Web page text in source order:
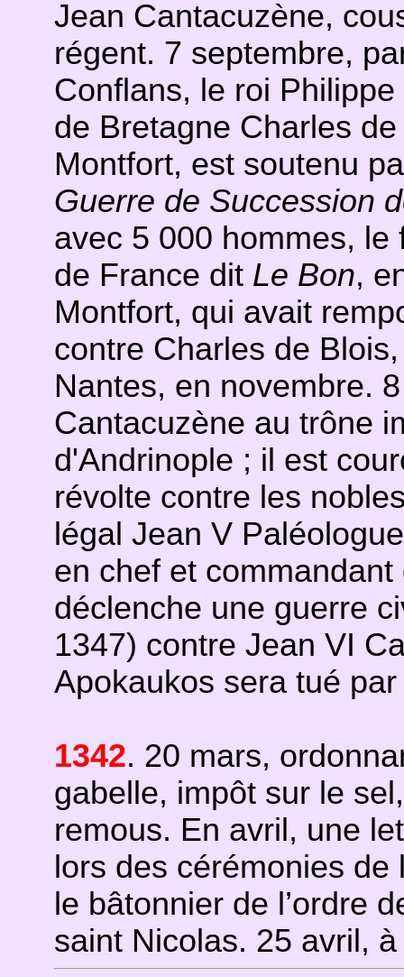
Jean Cantacuzène,
régent. 7 septembre,
Conflans, le roi
de Bretagne Charles
Montfort, est soutenu
Guerre de Succession
avec 5 000 hommes,
de France dit Le Bon,
Montfort, qui avait
contre Charles de
Nantes, en novembre.
Cantacuzène au trône
d'Andrinople ; il est
révolte contre les
légal Jean V
en chef et
déclenche une guerre
1347) contre Jean VI
Apokaukos sera tué
1342. 20 mars,
gabelle, impôt sur le
remous. En avril, une
lors des cérémonies
le bâtonnier de l’ordre
saint Nicolas. 25 avril,